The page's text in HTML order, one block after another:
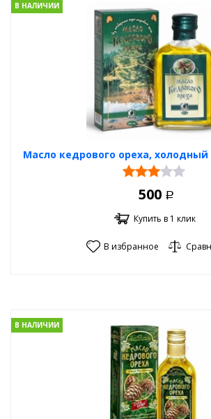
Масло кедрового ореха,
В НАЛИЧИИ
500 Р
Купить в 1 клик
В избранное
В НАЛИЧИИ